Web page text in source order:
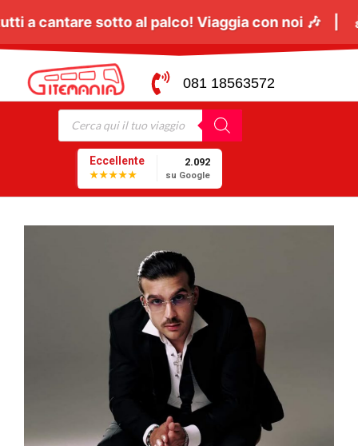
Giugnotutti a cantare sotto al palco! Viaggia
081 18563572
Eccellente
★★★★★
2.092
su Google